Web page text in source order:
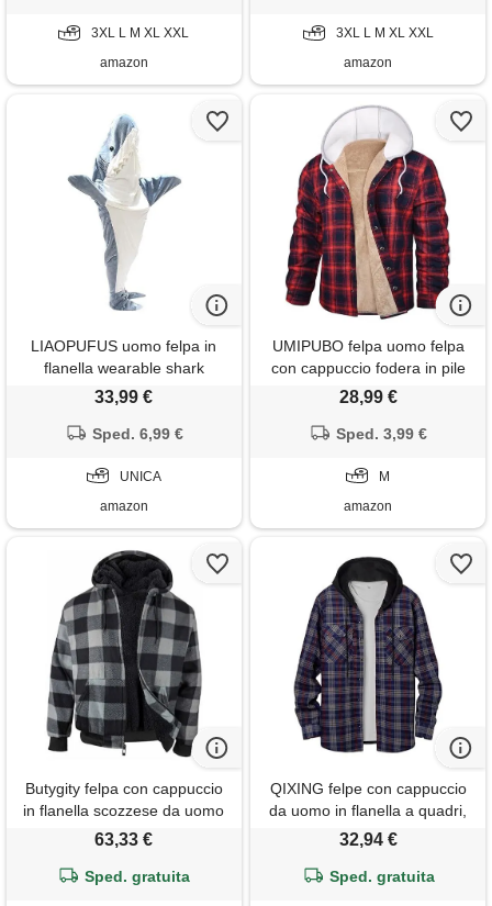
3XL L M XL XXL
amazon
3XL L M XL XXL
amazon
LIAOPUFUS uomo felpa in
flanella wearable shark
blanket snuglet coperta di
extra lungo e caldo unisex
shark-1)
33,99 €
Sped. 6,99 €
UNICA
amazon
UMIPUBO felpa uomo felpa
con cappuccio fodera in pile
invernale giacca flanella plaid
bottone cotone caldo cappotto
(rosso+blu, m)
28,99 €
Sped. 3,99 €
M
amazon
Butygity felpa con cappuccio
in flanella scozzese da uomo
foderata in pile sherpa con zip
termiche a maniche lunghe,
63,33 €
Sped. gratuita
QIXING felpe con cappuccio
da uomo in flanella a quadri,
giacca camicia con cappuccio,
calda, a maniche lunghe,
32,94 €
Sped. gratuita